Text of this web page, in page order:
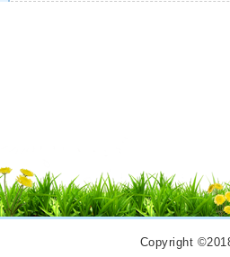
Copyright